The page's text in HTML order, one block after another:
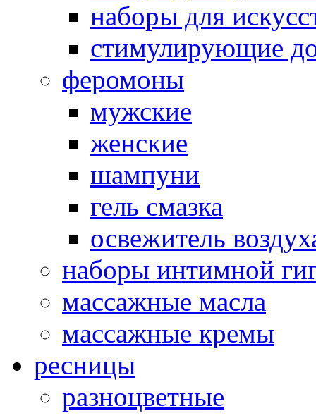
наборы для
стимулирующие
феромоны
мужские
женские
шампуни
гель смазка
освежитель
наборы интимной
массажные масла
массажные кремы
ресницы
разноцветные